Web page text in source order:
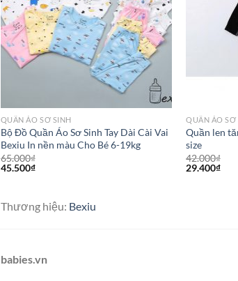
QUẦN ÁO SƠ SINH
Bộ Đồ Quần Áo Sơ Sinh Tay Dài Cài Vai
Bexiu In nền màu Cho Bé 6-19kg
65.000₫
45.500₫
Thương hiệu: Bexiu
QUẦN ÁO SƠ
Quần len
size
42.000₫
29.400₫
babies.vn